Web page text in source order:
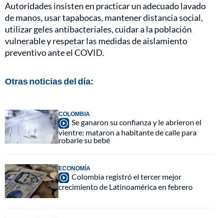
Autoridades insisten en practicar un adecuado lavado
de manos, usar tapabocas, mantener distancia social,
utilizar geles antibacteriales, cuidar a la población
vulnerable y respetar las medidas de aislamiento
preventivo ante el COVID.
Otras noticias del día:
COLOMBIA
Se ganaron su confianza y le abrieron el
vientre: mataron a habitante de calle para
robarle su bebé
ECONOMÍA
Colombia registró el tercer mejor
crecimiento de Latinoamérica en febrero